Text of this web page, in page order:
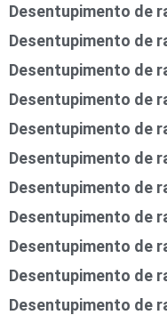
Desentupimento de
Desentupimento de
Desentupimento de
Desentupimento de
Desentupimento de
Desentupimento de
Desentupimento de
Desentupimento de
Desentupimento de
Desentupimento de
Desentupimento de